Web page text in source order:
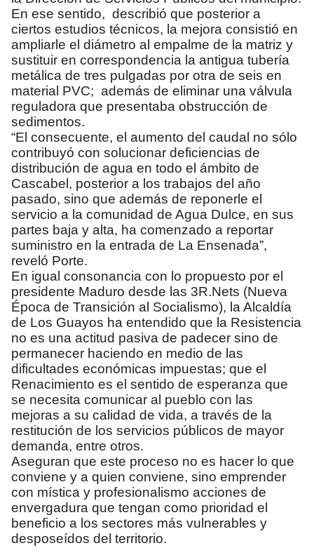
En ese sentido, describió que posterior a
ciertos estudios técnicos, la mejora consistió en
ampliarle el diámetro al empalme de la matriz y
sustituir en correspondencia la antigua tubería
metálica de tres pulgadas por otra de seis en
material PVC; además de eliminar una válvula
reguladora que presentaba obstrucción de
sedimentos.
“El consecuente, el aumento del caudal no sólo
contribuyó con solucionar deficiencias de
distribución de agua en todo el ámbito de
Cascabel, posterior a los trabajos del año
pasado, sino que además de reponerle el
servicio a la comunidad de Agua Dulce, en sus
partes baja y alta, ha comenzado a reportar
suministro en la entrada de La Ensenada”,
reveló Porte.
En igual consonancia con lo propuesto por el
presidente Maduro desde las 3R.Nets (Nueva
Época de Transición al Socialismo), la Alcaldía
de Los Guayos ha entendido que la Resistencia
no es una actitud pasiva de padecer sino de
permanecer haciendo en medio de las
dificultades económicas impuestas; que el
Renacimiento es el sentido de esperanza que
se necesita comunicar al pueblo con las
mejoras a su calidad de vida, a través de la
restitución de los servicios públicos de mayor
demanda, entre otros.
Aseguran que este proceso no es hacer lo que
conviene y a quien conviene, sino emprender
con mística y profesionalismo acciones de
envergadura que tengan como prioridad el
beneficio a los sectores más vulnerables y
desposeídos del territorio.